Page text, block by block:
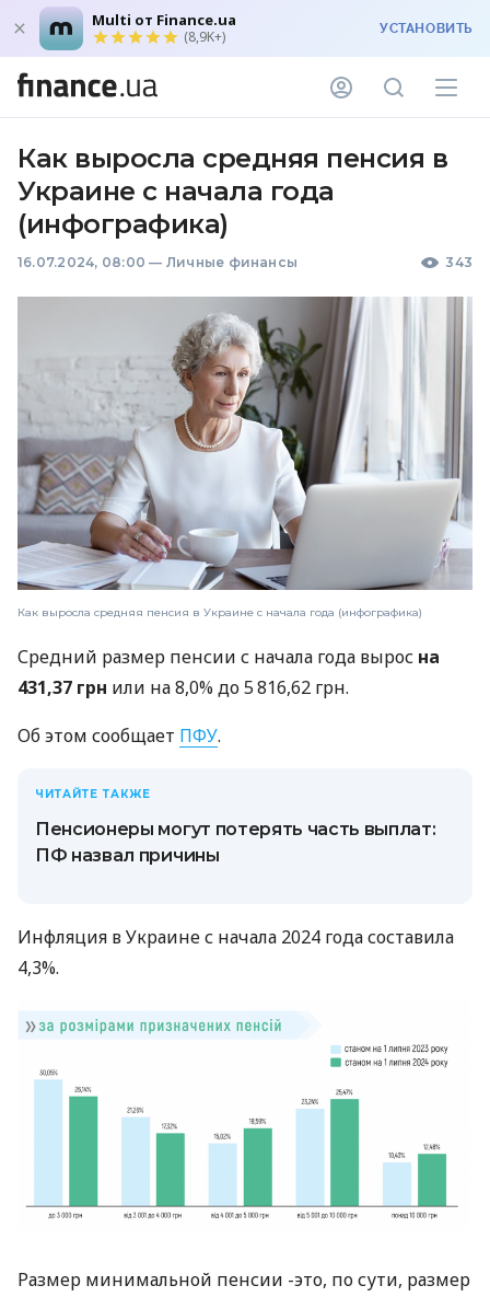
Multi от Finance.ua
(8,9K+) УСТАНОВИТЬ
Как выросла средняя пенсия в
Украине с начала года
(инфографика)
16.07.2024, 08:00 — Личные финансы 343
Как выросла средняя пенсия в Украине с начала года (инфографика)
Средний размер пенсии с начала года вырос на
431,37 грн или на 8,0% до 5 816,62 грн.
Об этом сообщает ПФУ.
ЧИТАЙТЕ ТАКЖЕ
Пенсионеры могут потерять часть выплат:
ПФ назвал причины
Инфляция в Украине с начала 2024 года составила
4,3%.
Размер минимальной пенсии -это, по сути, размер